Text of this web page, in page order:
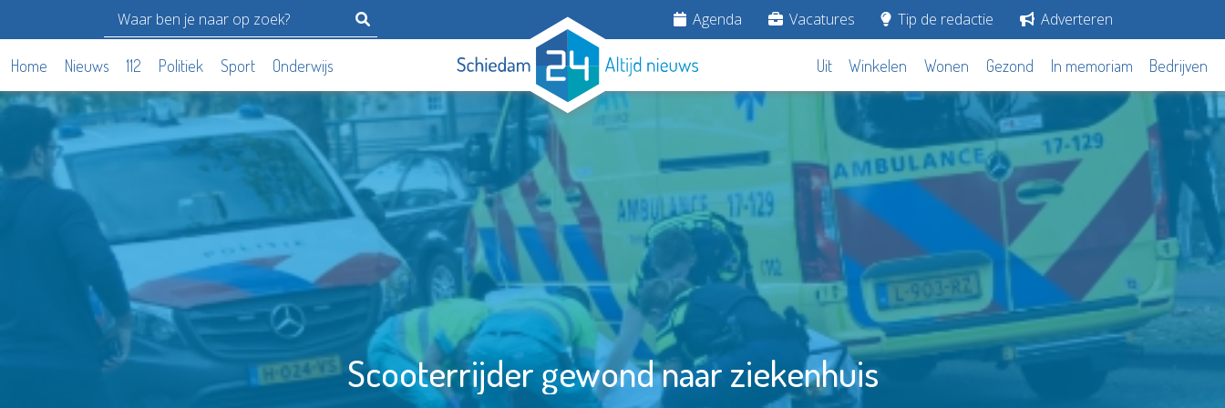
Agenda Vacatures Tip de redactie Adverteren
Home Nieuws 112 Politiek Sport Onderwijs Uit Winkelen Wonen Gezond In memoriam Bedrijven
Scooterrijder gewond naar ziekenhuis